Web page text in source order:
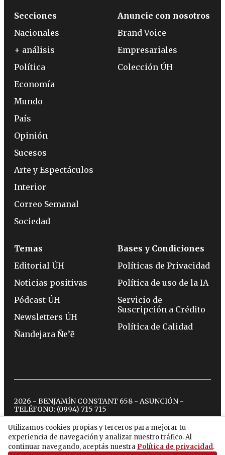
Utilizamos cookies propias y terceros para mejorar tu
experiencia de navegación y analizar nuestro tráfico. Al
continuar navegando, aceptás nuestra Política de privacidad.
Secciones
Nacionales
+ análisis
Política
Economía
Mundo
País
Opinión
Sucesos
Arte y Espectáculos
Interior
Correo Semanal
Sociedad
Anuncie con nosotros
Brand Voice
Empresariales
Colección ÚH
Temas
Editorial ÚH
Noticias positivas
Pódcast ÚH
Newsletters ÚH
Ñandejara Ñe’ẽ
Bases y Condiciones
Políticas de Privacidad
Política de uso de la IA
Servicio de
Suscripción a Crédito
Política de Calidad
2026 - BENJAMÍN CONSTANT 658 - ASUNCIÓN -
TELÉFONO: (0994) 715 715
twitterinstagram
facebook
tiktokyoutubespotify